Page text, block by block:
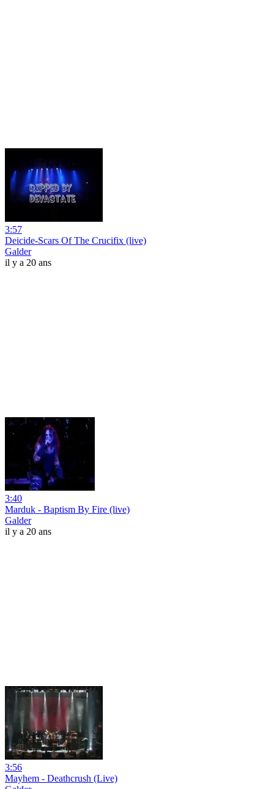
3:57
Deicide-Scars Of The Crucifix (live)
Galder
il y a 20 ans
3:40
Marduk - Baptism By Fire (live)
Galder
il y a 20 ans
3:56
Mayhem - Deathcrush (Live)